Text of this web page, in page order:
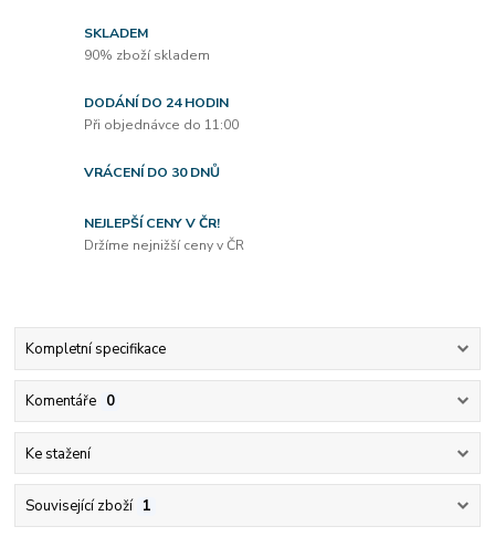
SKLADEM
90% zboží skladem
DODÁNÍ DO 24 HODIN
Při objednávce do 11:00
VRÁCENÍ DO 30 DNŮ
NEJLEPŠÍ CENY V ČR!
Držíme nejnižší ceny v ČR
Kompletní specifikace
Komentáře 0
Ke stažení
Související zboží 1